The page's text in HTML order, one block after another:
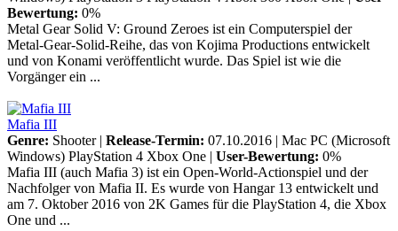
Bewertung: 0%
Metal Gear Solid V: Ground Zeroes ist ein Computerspiel der
Metal-Gear-Solid-Reihe, das von Kojima Productions entwickelt
und von Konami veröffentlicht wurde. Das Spiel ist wie die
Vorgänger ein ...
Mafia III
Genre: Shooter | Release-Termin: 07.10.2016 | Mac PC (Microsoft
Windows) PlayStation 4 Xbox One | User-Bewertung: 0%
Mafia III (auch Mafia 3) ist ein Open-World-Actionspiel und der
Nachfolger von Mafia II. Es wurde von Hangar 13 entwickelt und
am 7. Oktober 2016 von 2K Games für die PlayStation 4, die Xbox
One und ...